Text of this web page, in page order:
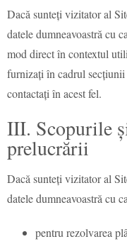
Dacă sunteți vizitator al
datele dumneavoastră cu
mod direct în contextul
furnizați în cadrul
contactați în acest fel.
III. Scopurile
prelucrării
Dacă sunteți vizitator al
datele dumneavoastră cu
pentru rezolvarea